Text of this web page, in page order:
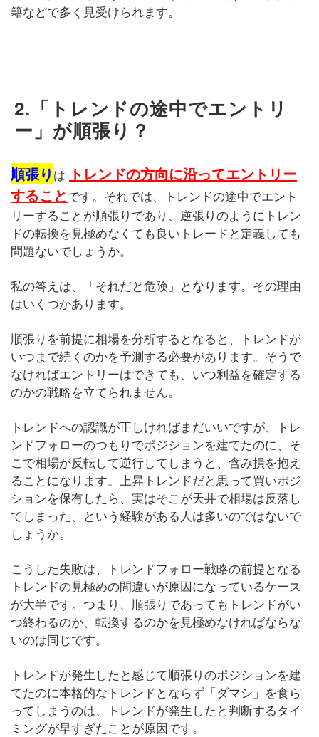
籍などで多く見受けられます。
2.「トレンドの途中でエントリ
ー」が順張り？
順張り は トレンドの方向に沿ってエントリー
することです。それでは、トレンドの途中でエント
リーすることが順張りであり、逆張りのようにトレン
ドの転換を見極めなくても良いトレードと定義しても
問題ないでしょうか。
私の答えは、「それだと危険」となります。その理由
はいくつかあります。
順張りを前提に相場を分析するとなると、トレンドが
いつまで続くのかを予測する必要があります。そうで
なければエントリーはできても、いつ利益を確定する
のかの戦略を立てられません。
トレンドへの認識が正しければまだいいですが、トレ
ンドフォローのつもりでポジションを建てたのに、そ
こで相場が反転して逆行してしまうと、含み損を抱え
ることになります。上昇トレンドだと思って買いポジ
ションを保有したら、実はそこが天井で相場は反落し
てしまった、という経験がある人は多いのではないで
しょうか。
こうした失敗は、トレンドフォロー戦略の前提となる
トレンドの見極めの間違いが原因になっているケース
が大半です。つまり、順張りであってもトレンドがい
つ終わるのか、転換するのかを見極めなければならな
いのは同じです。
トレンドが発生したと感じて順張りのポジションを建
てたのに本格的なトレンドとならず「ダマシ」を食ら
ってしまうのは、トレンドが発生したと判断するタイ
ミングが早すぎたことが原因です。